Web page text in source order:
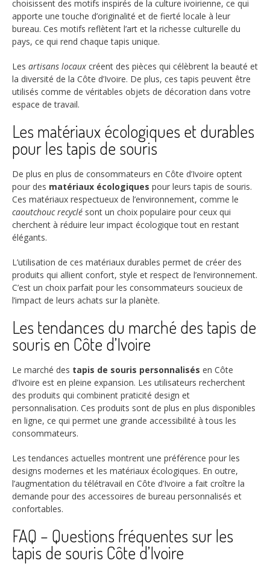
choisissent des motifs inspirés de la culture ivoirienne, ce qui
apporte une touche d’originalité et de fierté locale à leur
bureau. Ces motifs reflètent l’art et la richesse culturelle du
pays, ce qui rend chaque tapis unique.
Les artisans locaux créent des pièces qui célèbrent la beauté et
la diversité de la Côte d’Ivoire. De plus, ces tapis peuvent être
utilisés comme de véritables objets de décoration dans votre
espace de travail.
Les matériaux écologiques et durables
pour les tapis de souris
De plus en plus de consommateurs en Côte d’Ivoire optent
pour des matériaux écologiques pour leurs tapis de souris.
Ces matériaux respectueux de l’environnement, comme le
caoutchouc recyclé sont un choix populaire pour ceux qui
cherchent à réduire leur impact écologique tout en restant
élégants.
L’utilisation de ces matériaux durables permet de créer des
produits qui allient confort, style et respect de l’environnement.
C’est un choix parfait pour les consommateurs soucieux de
l’impact de leurs achats sur la planète.
Les tendances du marché des tapis de
souris en Côte d’Ivoire
Le marché des tapis de souris personnalisés en Côte
d’Ivoire est en pleine expansion. Les utilisateurs recherchent
des produits qui combinent praticité design et
personnalisation. Ces produits sont de plus en plus disponibles
en ligne, ce qui permet une grande accessibilité à tous les
consommateurs.
Les tendances actuelles montrent une préférence pour les
designs modernes et les matériaux écologiques. En outre,
l’augmentation du télétravail en Côte d’Ivoire a fait croître la
demande pour des accessoires de bureau personnalisés et
confortables.
FAQ – Questions fréquentes sur les
tapis de souris Côte d’Ivoire